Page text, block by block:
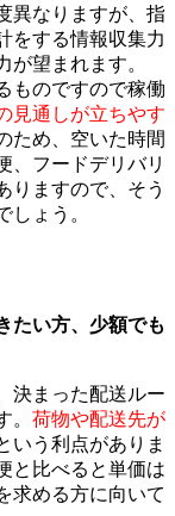
異なりますが、指
をする情報収集力
望まれます。
ものですので稼働
見通しが立ちやす
ため、空いた時間
、フードデリバリ
りますので、そう
しょう。
たい方、少額でも
決まった配送ルー
。 荷物や配送先が
いう利点がありま
と比べると単価は
求める方に向いて